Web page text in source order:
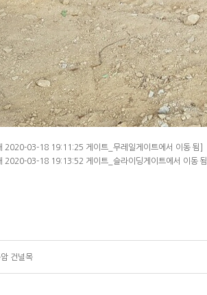
2020-03-18 19:11:25 게이트_무레일게이트에서 이동 됨]
2020-03-18 19:13:52 게이트_슬라이딩게이트에서 이동 됨]
건널목